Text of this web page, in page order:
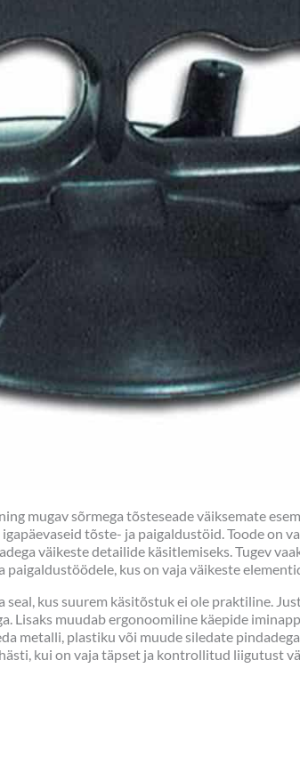
mugav sõrmega tõsteseade väiksemate
tõste- ja paigaldustöid. Toode on
väikeste detailide käsitlemiseks. Tugev
kus on vaja väikeste
kus suurem käsitõstuk ei ole praktiline.
muudab ergonoomiline käepide
metalli, plastiku või muude siledate
kui on vaja täpset ja kontrollitud liigutust